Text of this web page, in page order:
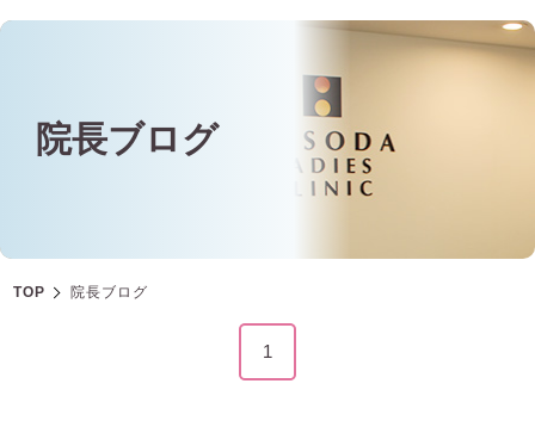
院長ブログ
TOP 院長ブログ
1